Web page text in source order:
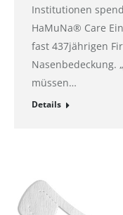
Institutionen
HaMuNa® Care
fast 437jährigen
Nasenbedeckung.
müssen…
Details